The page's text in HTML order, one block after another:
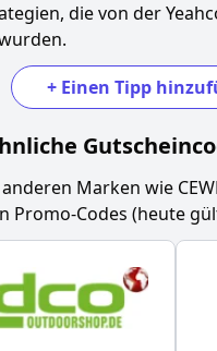
die von der
+ Einen Tipp
Marken wie
Promo-Codes (heute